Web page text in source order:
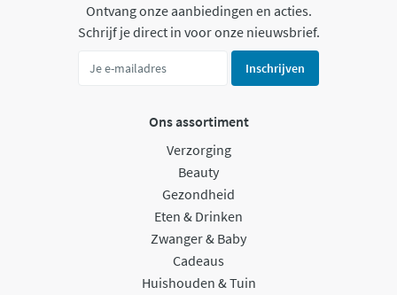
Ontvang onze aanbiedingen en acties.
Schrijf je direct in voor onze nieuwsbrief.
Inschrijven
Ons assortiment
Verzorging
Beauty
Gezondheid
Eten & Drinken
Zwanger & Baby
Cadeaus
Huishouden & Tuin